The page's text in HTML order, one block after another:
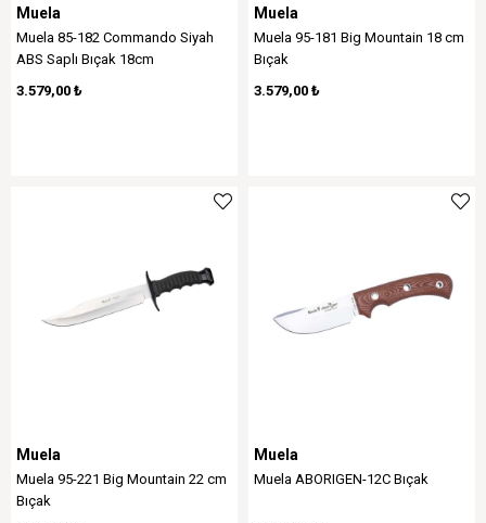
Muela
Muela 85-182 Commando Siyah
ABS Saplı Bıçak 18cm
3.579,00 ₺
Muela
Muela 95-181 Big Mountain 18 cm
Bıçak
3.579,00 ₺
Muela
Muela 95-221 Big Mountain 22 cm
Bıçak
Muela
Muela ABORIGEN-12C Bıçak